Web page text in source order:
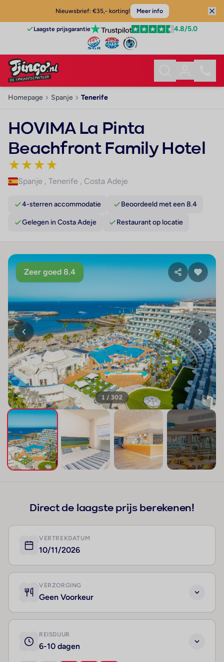
Nieuwsbrief: €35,- korting! Meer info
Laagste prijsgarantie 4.8/5.0
Homepage Spanje Tenerife
HOVIMA La Pinta
Beachfront Family Hotel
★★★★
Spanje , Tenerife , Costa Adeje
4-sterren accommodatie Beoordeeld met een 8.4
Gelegen in Costa Adeje Restaurant op locatie
Zeer goed 8.4
1 / 302
Direct de laagste prijs berekenen!
VERTREKDATUM
10/11/2026
VERZORGING
Geen Voorkeur
REISDUUR
6-10 dagen